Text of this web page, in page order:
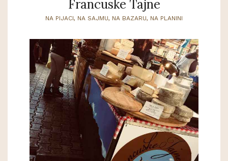
Francuske Tajne
NA PIJACI, NA SAJMU, NA BAZARU, NA PLANINI